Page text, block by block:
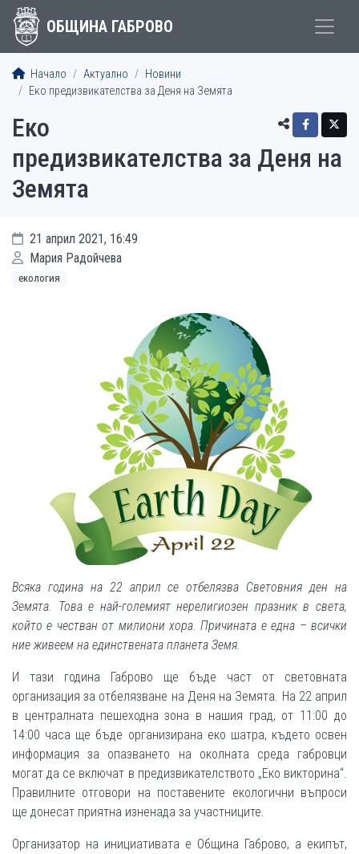
ОБЩИНА ГАБРОВО
Начало Актуално
Новини
Еко предизвикателства за Деня на Земята
Еко
предизвикателства за Деня на
Земята
21 април 2021, 16:49
Мария Радойчева
екология
Всяка година на 22 април се отбелязва Световния ден на
Земята. Това е най-големият нерелигиозен празник в света,
който е честван от милиони хора. Причината е една – всички
ние живеем на единствената планета Земя.
И тази година Габрово ще бъде част от световната
организация за отбелязване на Деня на Земята. На 22 април
в централната пешеходна зона в нашия град, от 11:00 до
14:00 часа ще бъде организирана еко шатра, където освен
информация за опазването на околната среда габровци
могат да се включат в предизвикателството „Еко викторина“.
Правилните отговори на поставените екологични въпроси
ще донесат приятна изненада за участниците.
Организатор на инициативата е Община Габрово, а екипът,